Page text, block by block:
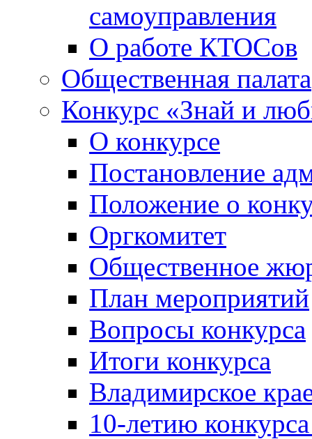
самоуправления
О работе КТОСов
Общественная палата
Конкурс «Знай и
О конкурсе
Постановление
Положение о
Оргкомитет
Общественное
План мероприятий
Вопросы конкурса
Итоги конкурса
Владимирское
10-летию